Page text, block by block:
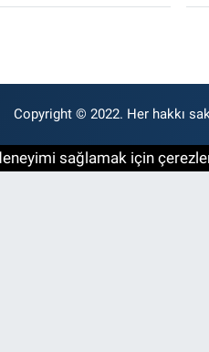
Copyright © 2022. Her hakkı
sağlamak için